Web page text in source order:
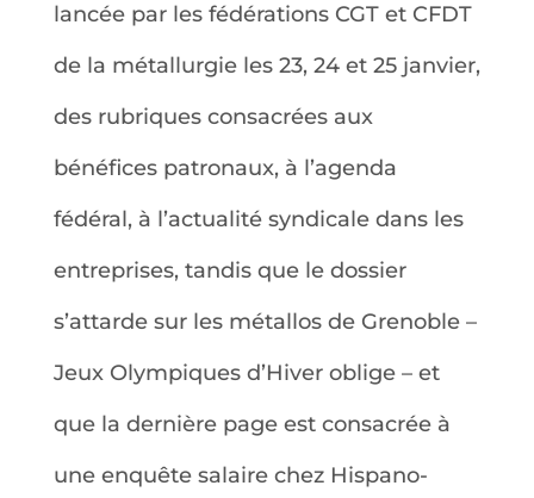
lancée par les fédérations CGT et CFDT
de la métallurgie les 23, 24 et 25 janvier,
des rubriques consacrées aux
bénéfices patronaux, à l’agenda
fédéral, à l’actualité syndicale dans les
entreprises, tandis que le dossier
s’attarde sur les métallos de Grenoble –
Jeux Olympiques d’Hiver oblige – et
que la dernière page est consacrée à
une enquête salaire chez Hispano-